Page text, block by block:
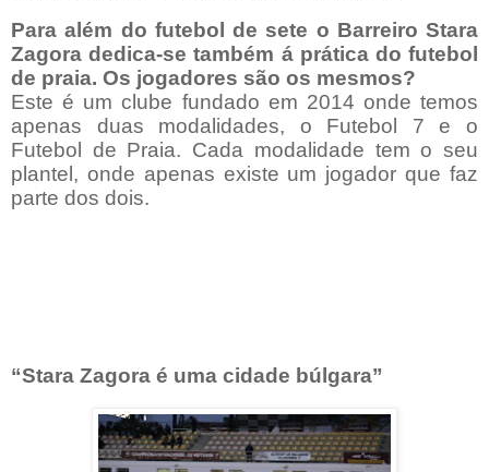
Para além do futebol de sete o Barreiro Stara
Zagora dedica-se também á prática do futebol
de praia. Os jogadores são os mesmos?
Este é um clube fundado em 2014 onde temos
apenas duas modalidades, o Futebol 7 e o
Futebol de Praia. Cada modalidade tem o seu
plantel, onde apenas existe um jogador que faz
parte dos dois.
“Stara Zagora é uma cidade búlgara”